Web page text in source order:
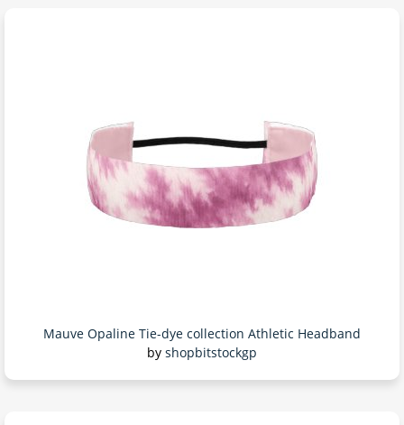
Mauve Opaline Tie-dye collection Athletic Headband
by shopbitstockgp